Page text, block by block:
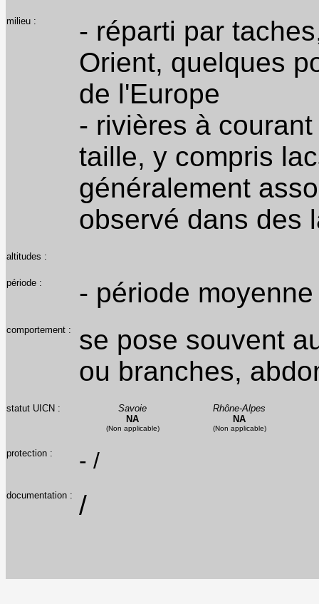
milieu :
- réparti par
Orient, quelques
de l'Europe
- rivières à
taille, y compris
généralement
observé dans des
altitudes :
période : - période
comportement :
se pose souvent
ou branches,
statut UICN : Savoie
Rhône-Alpes
NA
(Non applicable)
NA
(Non applicable)
protection : - /
documentation : /